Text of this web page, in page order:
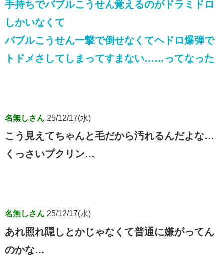
手持ちでバブルこうせん覚えるのがドラミドロ
しかいなくて
バブルこうせん一撃で倒せなくてヘドロ爆弾で
トドメさしてしまってすまない……ってなった
名無しさん 25/12/17(水)
こう見えてちゃんと毛だから汚れるんだよな…
くっさいプクリン…
名無しさん 25/12/17(水)
あれ照れ隠しとかじゃなくて普通に嫌がってん
のかな…